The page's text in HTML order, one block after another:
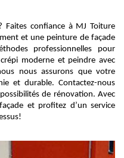
Faites confiance à MJ Toiture
et une peinture de façade
professionnelles pour
moderne et peindre avec
nous assurons que votre
et durable. Contactez-nous
de rénovation. Avec
et profitez d’un service